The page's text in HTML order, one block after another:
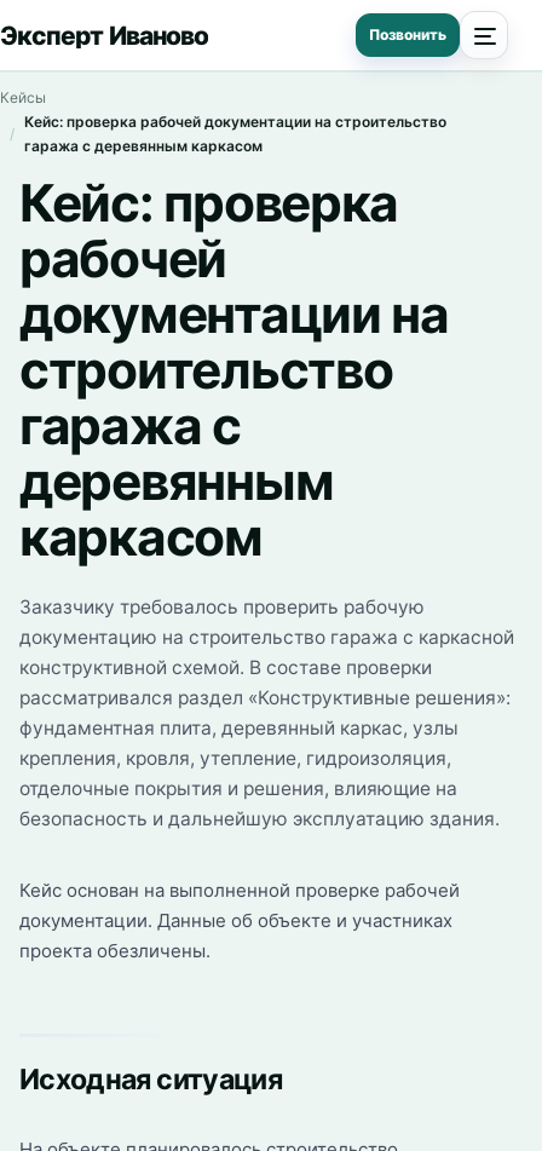
Эксперт Иваново
Кейсы
Кейс: проверка рабочей документации на строительство
гаража с деревянным каркасом
Кейс: проверка
рабочей
документации на
строительство
гаража с
деревянным
каркасом
Заказчику требовалось проверить рабочую
документацию на строительство гаража с каркасной
конструктивной схемой. В составе проверки
рассматривался раздел «Конструктивные решения»:
фундаментная плита, деревянный каркас, узлы
крепления, кровля, утепление, гидроизоляция,
отделочные покрытия и решения, влияющие на
безопасность и дальнейшую эксплуатацию здания.
Кейс основан на выполненной проверке рабочей
документации. Данные об объекте и участниках
проекта обезличены.
Исходная ситуация